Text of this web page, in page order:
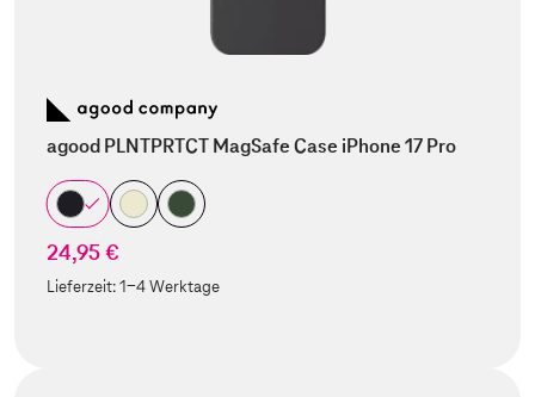
agood PLNTPRTCT MagSafe Case iPhone 17 Pro
24,95 €
Lieferzeit:1-4 Werktage